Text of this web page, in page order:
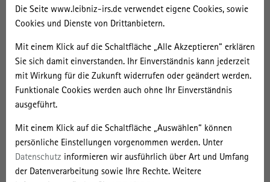
Die Seite www.leibniz-irs.de verwendet eigene Cookies, sowie
Cookies und Dienste von Drittanbietern.
Mit einem Klick auf die Schaltfläche „Alle Akzeptieren“ erklären
Sie sich damit einverstanden. Ihr Einverständnis kann jederzeit
mit Wirkung für die Zukunft widerrufen oder geändert werden.
Funktionale Cookies werden auch ohne Ihr Einverständnis
ausgeführt.
Mit einem Klick auf die Schaltfläche „Auswählen“ können
persönliche Einstellungen vorgenommen werden. Unter
Datenschutz informieren wir ausführlich über Art und Umfang
der Datenverarbeitung sowie Ihre Rechte. Weitere
städtebaulichen Entwicklung sowie der Luftfahrt-, Kultur- und
Sozialgeschichte dieses attraktiven, seit Jahren heftig diskutierten
alltagsgeschichtlichen Analyse der Entwicklung von Feld und
Flughafen liefert der Band neues Archivmaterial und bietet neue
Deutungen der historischen Genese des ersten großen
Verkehrsflughafens von Berlin. Die Publikation enthält reichhaltiges
und neues Bildmaterial und wendet sich an einen breiten Leserkreis.
Kontakt